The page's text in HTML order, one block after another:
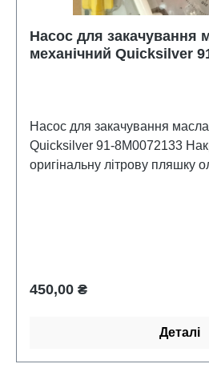
Насос для закачування
механічний Quicksilver
Насос для закачування
Quicksilver 91-8M0072133 Накручується на
оригінальну літрову пляшку
Звичайна ціна:
450,00 ₴
Деталі